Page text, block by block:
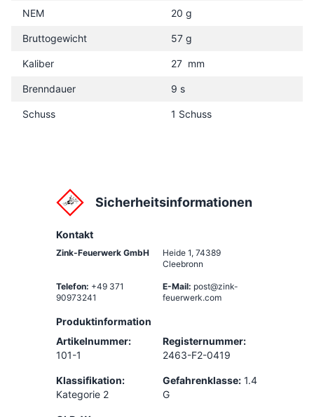
NEM 20 g
Bruttogewicht 57 g
Kaliber 27 mm
Brenndauer 9 s
Schuss 1 Schuss
Sicherheitsinformationen
Kontakt
Zink-Feuerwerk GmbH Heide 1, 74389
Cleebronn
Telefon: +49 371
90973241
E-Mail: post@zink-
feuerwerk.com
Produktinformation
Artikelnummer:
101-1
Registernummer:
2463-F2-0419
Klassifikation:
Kategorie 2
Gefahrenklasse: 1.4
G